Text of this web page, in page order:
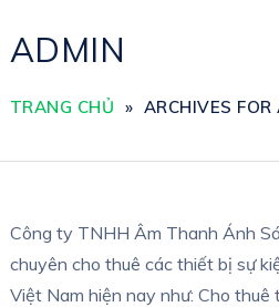
ADMIN
TRANG CHỦ » ARCHIVES FOR
Công ty TNHH Âm Thanh Ánh
chuyên cho thuê các thiết bị sự
Việt Nam hiện nay như: Cho